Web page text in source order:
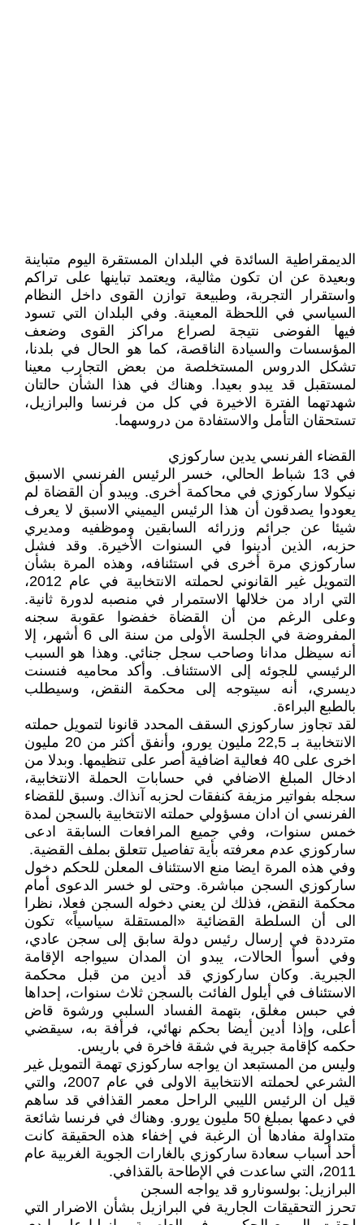
الديمقراطية السائدة في البلدان المستقرة اليوم متباينة
وبعيدة عن ان تكون مثالية، ويعتمد تباينها على تراكم
واستقرار التجربة، وطبيعة توازن القوى داخل النظام
السياسي في اللحظة المعينة. وفي البلدان التي تسود
فيها الفوضى نتيجة لصراع مراكز القوى وضعف
المؤسسات والسيادة الناقصة، كما هو الحال في بلدنا،
تشكل الدروس المستخلصة من بعض التجارب معينا
لمستقبل قد يبدو بعيدا. وهناك في هذا الشأن حالتان
شهدتهما الفترة الاخيرة في كل من فرنسا والبرازيل،
تستحقان التأمل والاستفادة من دروسهما.
القضاء الفرنسي يدين ساركوزي
في 13 شباط الحالي، خسر الرئيس الفرنسي الاسبق
نيكولا ساركوزي في محاكمة أخرى. ويبدو أن القضاة لم
يعودوا يصدقون أن هذا الرئيس اليميني الاسبق لا يعرف
شيئا عن جرائم وزرائه السابقين وموظفيه ومديري
حزبه، الذين أدينوا في السنوات الأخيرة. وقد فشل
ساركوزي مرة أخرى في استئنافه، وهذه المرة بشأن
التمويل غير القانوني لحملته الانتخابية في عام 2012،
التي اراد من خلالها الاستمرار في منصبه لدورة ثانية.
وعلى الرغم من أن القضاة خفضوا عقوبة سجنه
المفروضة في الجلسة الأولى من سنة الى 6 أشهر، إلا
أنه سيظل مدانا وصاحب سجل جنائي. وهذا هو السبب
الرئيسي للجوئه إلى الاستئناف. وأكد محاميه فنسنت
ديسري، أنه سيتوجه إلى محكمة النقض، وسيطلب
بالطبع البراءة.
لقد تجاوز ساركوزي السقف المحدد قانونا لتمويل حملته
الانتخابية بـ 22,5 مليون يورو، وأنفق أكثر من 20 مليون
اخرى على 40 فعالية اضافية أصر على تنظيمها. وبدلا من
ادخال المبلغ الاضافي في حسابات الحملة الانتخابية،
سجله بفواتير مزيفة كنفقات لحزبه آنذاك. وسبق للقضاء
الفرنسي ان ادان مسؤولي حملته الانتخابية بالسجن لمدة
خمس سنوات، وفي جميع المرافعات السابقة ادعى
ساركوزي عدم معرفته بأية تفاصيل تتعلق بملف القضية.
وفي هذه المرة ايضا منع الاستئناف المعلن للحكم دخول
ساركوزي السجن مباشرة. وحتى لو خسر الدعوى أمام
محكمة النقض، فذلك لن يعني دخوله السجن فعلا، نظرا
الى أن السلطة القضائية «المستقلة سياسياً» تكون
مترددة في إرسال رئيس دولة سابق إلى سجن عادي،
وفي أسوأ الحالات، يبدو ان المدان سيواجه الإقامة
الجبرية. وكان ساركوزي قد أدين من قبل محكمة
الاستئناف في أيلول الفائت بالسجن ثلاث سنوات، إحداها
في حبس مغلق، بتهمة الفساد السلبي ورشوة قاض
أعلى، وإذا أدين أيضا بحكم نهائي، فرأفة به، سيقضي
حكمه كإقامة جبرية في شقة فاخرة في باريس.
وليس من المستبعد ان يواجه ساركوزي تهمة التمويل غير
الشرعي لحملته الانتخابية الاولى في عام 2007، والتي
قيل ان الرئيس الليبي الراحل معمر القذافي قد ساهم
في دعمها بمبلغ 50 مليون يورو. وهناك في فرنسا شائعة
متداولة مفادها أن الرغبة في إخفاء هذه الحقيقة كانت
أحد أسباب سعادة ساركوزي بالغارات الجوية الغربية عام
2011، التي ساعدت في الإطاحة بالقذافي.
البرازيل: بولسونارو قد يواجه السجن
تحرز التحقيقات الجارية في البرازيل بشأن الاضرار التي